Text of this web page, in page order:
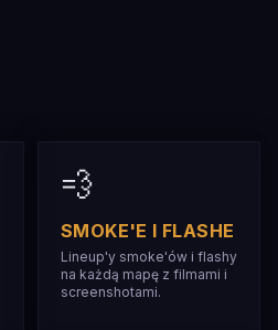
💨
SMOKE'E I FLASHE
Lineup'y smoke'ów i flashy
na każdą mapę z filmami i
screenshotami.